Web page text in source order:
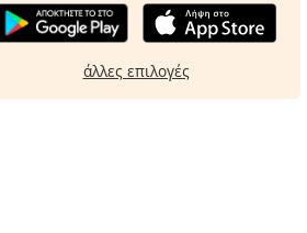
άλλες επιλογές